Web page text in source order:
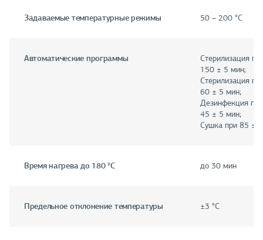
Задаваемые температурные режимы 50 – 200 °C
Автоматические программы
Стерилизация
150 ± 5 мин;
Стерилизация
60 ± 5 мин;
Дезинфекция
45 ± 5 мин;
Сушка при 85 ± 3
Время нагрева до 180 °C до 30 мин
Предельное отклонение температуры ±3 °C